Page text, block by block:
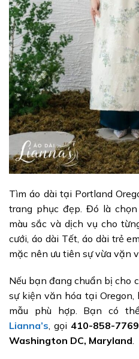
Tìm áo dài tại Portland
trang phục đẹp. Đó là chọn
màu sắc và dịch vụ cho
cưới, áo dài Tết, áo dài trẻ
mặc nên ưu tiên sự vừa vặn
Nếu bạn đang chuẩn bị cho
sự kiện văn hóa tại
mẫu phù hợp. Bạn có
Lianna’s, gọi 410-858-7769
Washington DC, Maryland.